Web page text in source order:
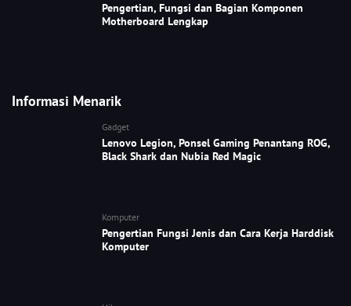
Pengertian, Fungsi dan Bagian Komponen
Motherboard Lengkap
Informasi Menarik
Gadget
Lenovo Legion, Ponsel Gaming Penantang ROG,
Black Shark dan Nubia Red Magic
Komputer
Pengertian Fungsi Jenis dan Cara Kerja Harddisk
Komputer